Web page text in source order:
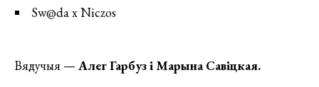
Sw@da x Niczos
Вядучыя — Алег Гарбуз і Марына Савіцкая.